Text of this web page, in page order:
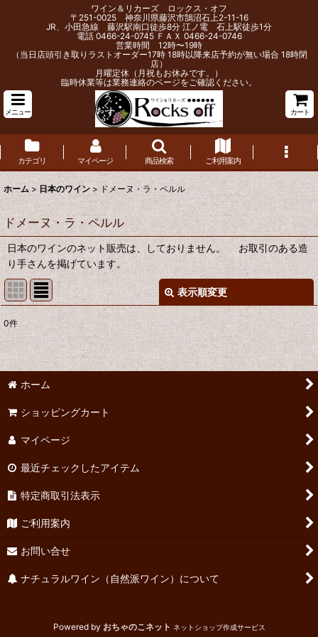
ワイン＆リカーズ ロックス・オフ
〒251-0025 神奈川県藤沢市鵠沼石上2-11-16
JR、小田急線 藤沢駅南口徒歩8分 江ノ電 石上駅徒歩1分
電話 0466-24-0745 ＦＡＸ 0466-24-0746
営業時間 12時〜19時
（当日店頭引き取りラストオーダー17時 18時以降来店予約が無い場合 18時閉
店）
月曜定休（月祝もお休みです。）
臨時休業等は業務連絡のページをご確認ください。
メニュー カート
カテゴリ マイページ 商品検索 ご利用案内
ホーム > 日本のワイン > ドメーヌ・ラ・ペルル
ドメーヌ・ラ・ペルル
日本のワインのネット販売は、しておりません。 お取引のある造
り手さんを掲げています。
表示順変更
表示数 :
並び順:
0件
ホーム
ショッピングカート
マイページ
最近チェックしたアイテム
特定商取引法表示
ご利用案内
お問い合せ
ナチュラルワイン（自然派ワイン）について
Powered by おちゃのこネット ネットショップ作成サービス